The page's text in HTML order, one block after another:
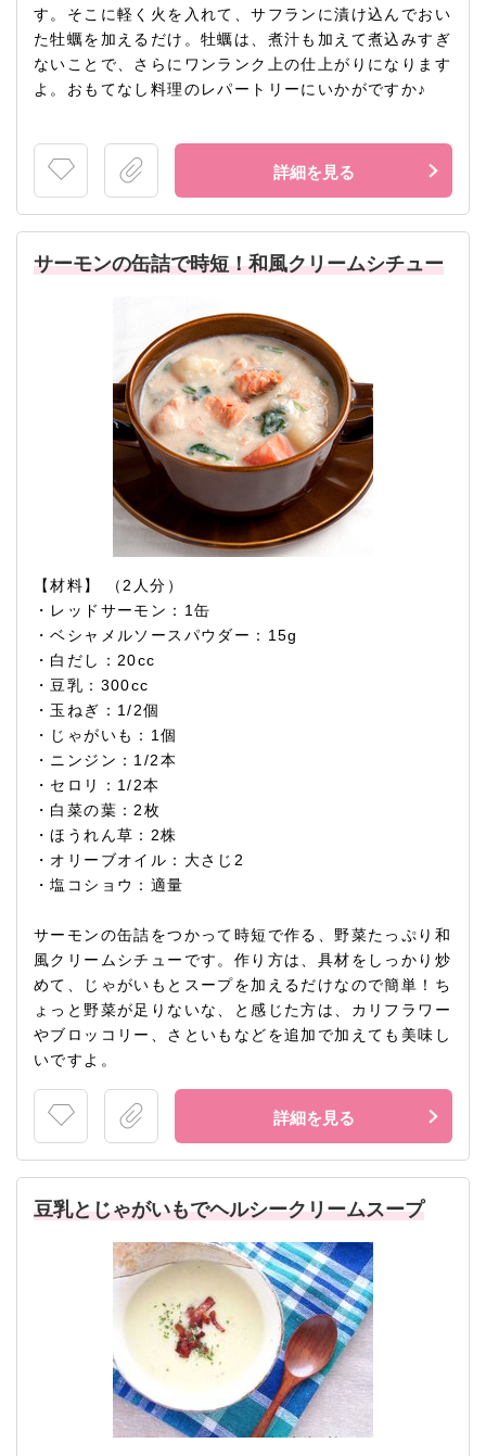
す。そこに軽く火を入れて、サフランに漬け込んでおい
た牡蠣を加えるだけ。牡蠣は、煮汁も加えて煮込みすぎ
ないことで、さらにワンランク上の仕上がりになります
よ。おもてなし料理のレパートリーにいかがですか♪
詳細を見る
サーモンの缶詰で時短！和風クリームシチュー
【材料】 （2人分）
・レッドサーモン：1缶
・ベシャメルソースパウダー：15g
・白だし：20cc
・豆乳：300cc
・玉ねぎ：1/2個
・じゃがいも：1個
・ニンジン：1/2本
・セロリ：1/2本
・白菜の葉：2枚
・ほうれん草：2株
・オリーブオイル：大さじ2
・塩コショウ：適量
サーモンの缶詰をつかって時短で作る、野菜たっぷり和
風クリームシチューです。作り方は、具材をしっかり炒
めて、じゃがいもとスープを加えるだけなので簡単！ち
ょっと野菜が足りないな、と感じた方は、カリフラワー
やブロッコリー、さといもなどを追加で加えても美味し
いですよ。
詳細を見る
豆乳とじゃがいもでヘルシークリームスープ